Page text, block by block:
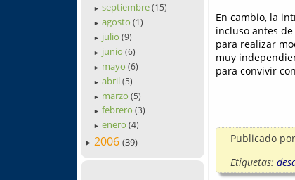
► septiembre(15)
► agosto(1)
► julio(9)
► junio(6)
► mayo(6)
► abril(5)
► marzo(5)
► febrero(3)
► enero(4)
► 2006 (39)
En cambio, la
incluso antes
para realizar
muy
para convivir
Publicado por
Etiquetas: